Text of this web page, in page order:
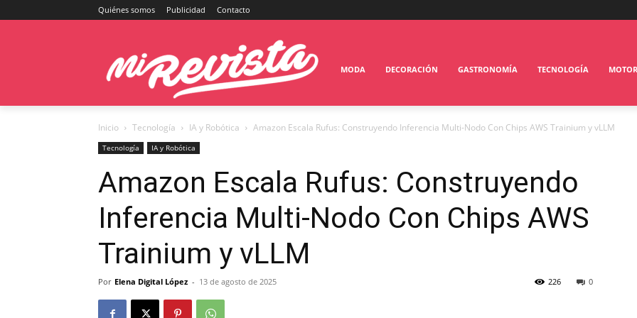
Quiénes somos Publicidad Contacto
MODA DECORACIÓN GASTRONOMÍA TECNOLOGÍA MOTOR
Inicio Tecnología IA y Robótica Amazon Escala Rufus: Construyendo Inferencia Multi-Nodo Con Chips AWS Trainium y vLLM
Tecnología IA y Robótica
Amazon Escala Rufus: Construyendo
Inferencia Multi-Nodo Con Chips AWS
Trainium y vLLM
Por Elena Digital López - 13 de agosto de 2025 0
226